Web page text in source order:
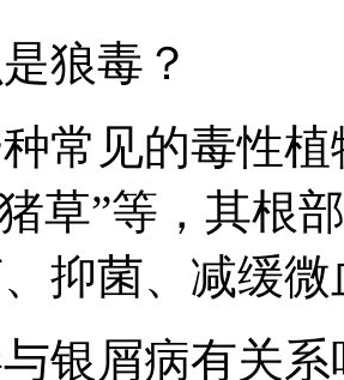
狼毒？
常见的毒性植
草”等，其根
抑菌、减缓
银屑病有关系